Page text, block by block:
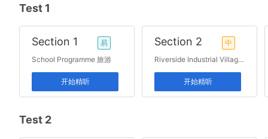
Test 1
Section 1
易
School Programme 旅游
开始精听
Section 2
中
Riverside Industrial Village 旅游
开始精听
Test 2